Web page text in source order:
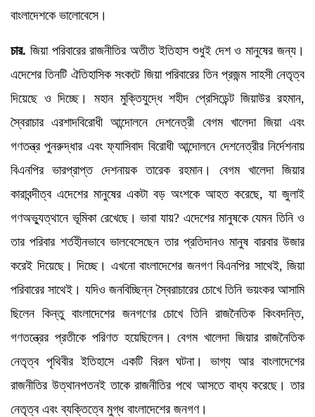
বাংলাদেশকে ভালোবেসে।
চার. জিয়া পরিবারের রাজনীতির অতীত ইতিহাস শুধুই দেশ ও মানুষের জন্য।
এদেশের তিনটি ঐতিহাসিক সংকটে জিয়া পরিবারের তিন প্রজন্ম সাহসী নেতৃত্ব
দিয়েছে ও দিচ্ছে। মহান মুক্তিযুদ্ধে শহীদ প্রেসিডেন্ট জিয়াউর রহমান,
স্বৈরাচার এরশাদবিরোধী আন্দোলনে দেশনেত্রী বেগম খালেদা জিয়া এবং
গণতন্ত্র পুনরুদ্ধার এবং ফ্যাসিবাদ বিরোধী আন্দোলনে দেশনেত্রীর নির্দেশনায়
বিএনপির ভারপ্রাপ্ত দেশনায়ক তারেক রহমান। বেগম খালেদা জিয়ার
কারাবন্দীত্ব এদেশের মানুষের একটা বড় অংশকে আহত করেছে, যা জুলাই
গণঅভ্যুত্থানে ভূমিকা রেখেছে। ভাবা যায়? এদেশের মানুষকে যেমন তিনি ও
তার পরিবার শর্তহীনভাবে ভালবেসেছেন তার প্রতিদানও মানুষ বারবার উজার
করেই দিয়েছে। দিচ্ছে। এখনো বাংলাদেশের জনগণ বিএনপির সাথেই, জিয়া
পরিবারের সাথেই। যদিও জনবিচ্ছিন্ন স্বৈরাচারের চোখে তিনি ভয়ংকর আসামি
ছিলেন কিন্তু বাংলাদেশের জনগণের চোখে তিনি রাজনৈতিক কিংবদন্তি,
গণতন্ত্রের প্রতীকে পরিণত হয়েছিলেন। বেগম খালেদা জিয়ার রাজনৈতিক
নেতৃত্ব পৃথিবীর ইতিহাসে একটি বিরল ঘটনা। ভাগ্য আর বাংলাদেশের
রাজনীতির উত্থানপতনই তাকে রাজনীতির পথে আসতে বাধ্য করেছে। তার
নেতৃত্ব এবং ব্যক্তিত্বে মুগ্ধ বাংলাদেশের জনগণ।